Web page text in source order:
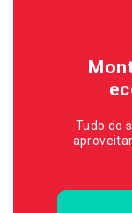
Tudo do